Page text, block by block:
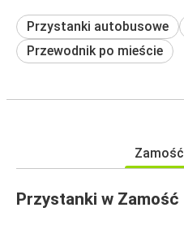
Przystanki autobusowe
Przewodnik po mieście
Zamość
Przystanki w Zamość